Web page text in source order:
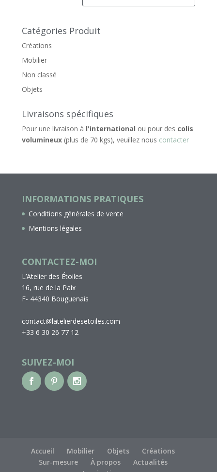
Catégories Produit
Créations
Mobilier
Non classé
Objets
Livraisons spécifiques
Pour une livraison à l'international ou pour des colis
volumineux(plus de 70 kgs), veuillez nous contacter
INFORMATIONS PRATIQUES
Conditions générales de vente
Mentions légales
CONTACTEZ-MOI
L’Atelier des Étoiles
16, rue de la Paix
F- 44340 Bouguenais
contact@latelierdesetoiles.com
+33 6 30 26 77 12
SUIVEZ-MOI
Accueil Mobilier Objets
Créations
Sur-mesure
À propos
Actualités